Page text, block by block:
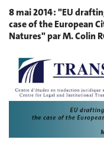
8 mai 2014 : "EU
case of the European
Natures" par M. Colin